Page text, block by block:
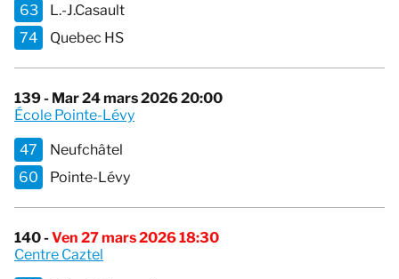
63
L.-J.Casault
74
Quebec HS
139 - Mar 24 mars 2026 20:00
École Pointe-Lévy
47
Neufchâtel
60
Pointe-Lévy
140 -Ven 27 mars 2026 18:30
Centre Caztel